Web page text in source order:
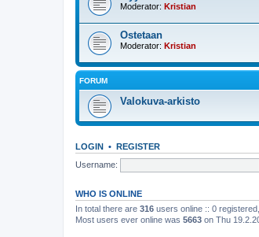
Moderator: Kristian
Ostetaan
Moderator: Kristian
FORUM
Valokuva-arkisto
LOGIN • REGISTER
Username:
WHO IS ONLINE
In total there are 316 users online :: 0
Most users ever online was 5663 on Thu